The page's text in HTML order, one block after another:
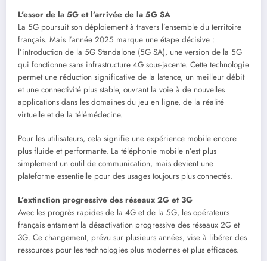
L’essor de la 5G et l’arrivée de la 5G SA
La 5G poursuit son déploiement à travers l’ensemble du territoire
français. Mais l’année 2025 marque une étape décisive :
l’introduction de la 5G Standalone (5G SA), une version de la 5G
qui fonctionne sans infrastructure 4G sous-jacente. Cette technologie
permet une réduction significative de la latence, un meilleur débit
et une connectivité plus stable, ouvrant la voie à de nouvelles
applications dans les domaines du jeu en ligne, de la réalité
virtuelle et de la télémédecine.
Pour les utilisateurs, cela signifie une expérience mobile encore
plus fluide et performante. La téléphonie mobile n’est plus
simplement un outil de communication, mais devient une
plateforme essentielle pour des usages toujours plus connectés.
L’extinction progressive des réseaux 2G et 3G
Avec les progrès rapides de la 4G et de la 5G, les opérateurs
français entament la désactivation progressive des réseaux 2G et
3G. Ce changement, prévu sur plusieurs années, vise à libérer des
ressources pour les technologies plus modernes et plus efficaces.